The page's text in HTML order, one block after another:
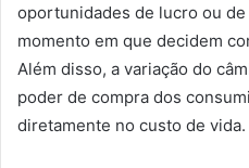
oportunidades de lucro ou
momento em que decidem
Além disso, a variação do
poder de compra dos
diretamente no custo de vida.